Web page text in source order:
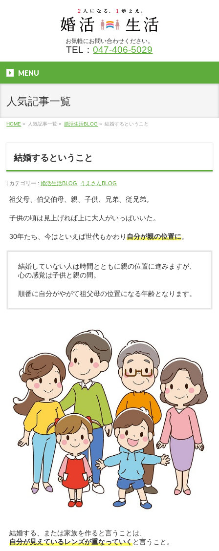
お気軽にお問い合わせください。
TEL：047-406-5029
MENU
人気記事一覧
HOME » 人気記事一覧 » 婚活生活BLOG » 結婚するということ
結婚するということ
カテゴリー :婚活生活BLOG うえさんBLOG
祖父母、伯父伯母、親、子供、兄弟、従兄弟。
子供の頃は見上げれば上に大人がいっぱいいた。
30年たち、今はといえば世代もかわり自分が親の位置に。
結婚していない人は時間とともに親の位置に進みますが、
心の感覚は子供と親の間。
順番に自分がやがて祖父母の位置になる年齢となります。
結婚する、または家族を作ると言うことは、
自分が見えているレンズが重なっていくと言うこと。